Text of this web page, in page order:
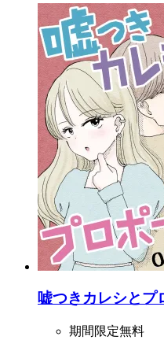
嘘つきカレシとプ
期間限定無料